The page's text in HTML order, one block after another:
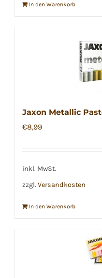
In den Warenkorb
Jaxon Metallic
€8,99
inkl. MwSt.
zzgl. Versandkosten
In den Warenkorb